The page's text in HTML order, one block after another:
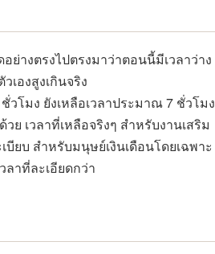
างตรงไปตรงมาว่าตอนนี้มีเวลาว่าง
เองสูงเกินจริง
โมง ยังเหลือเวลาประมาณ 7 ชั่วโมง
เวลาที่เหลือจริงๆ สำหรับงานเสริม
ยบ สำหรับมนุษย์เงินเดือนโดยเฉพาะ
ลาที่ละเอียดกว่า